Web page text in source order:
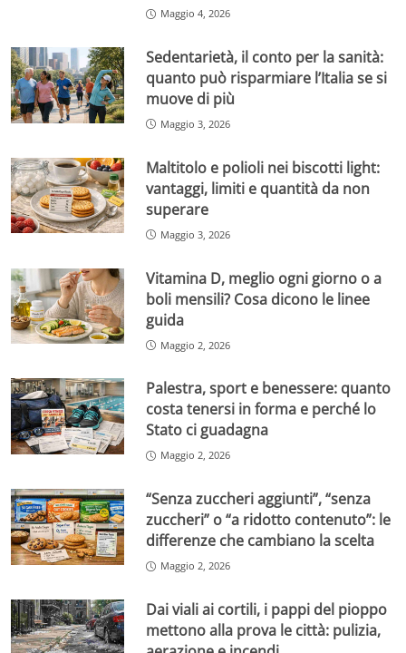
Maggio 4, 2026
Sedentarietà, il conto per la sanità:
quanto può risparmiare l’Italia se si
muove di più
Maggio 3, 2026
Maltitolo e polioli nei biscotti light:
vantaggi, limiti e quantità da non
superare
Maggio 3, 2026
Vitamina D, meglio ogni giorno o a
boli mensili? Cosa dicono le linee
guida
Maggio 2, 2026
Palestra, sport e benessere: quanto
costa tenersi in forma e perché lo
Stato ci guadagna
Maggio 2, 2026
“Senza zuccheri aggiunti”, “senza
zuccheri” o “a ridotto contenuto”: le
differenze che cambiano la scelta
Maggio 2, 2026
Dai viali ai cortili, i pappi del pioppo
mettono alla prova le città: pulizia,